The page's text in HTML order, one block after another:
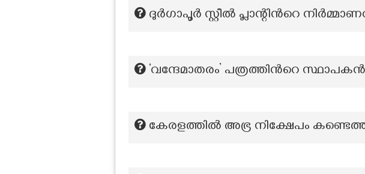
ദുർഗാപൂർ സ്റ്റീൽ പ്ലാന്റിന്‍റെ
‘വന്ദേമാതരം’ പത്രത്തിന്‍റെ
കേരളത്തിൽ അഭ്ര നിക്ഷേപം